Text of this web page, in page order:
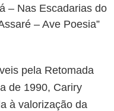
– Nas Escadarias do
– Ave Poesia”
pela Retomada
de 1990, Cariry
à valorização da